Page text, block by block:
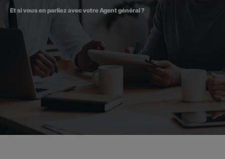
Et si vous en parliez avec votre Agent général ?